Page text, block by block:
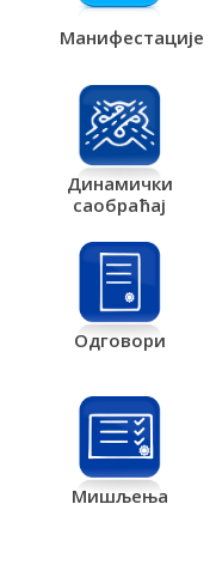
Манифестације
Динамички
саобраћај
Одговори
Мишљења